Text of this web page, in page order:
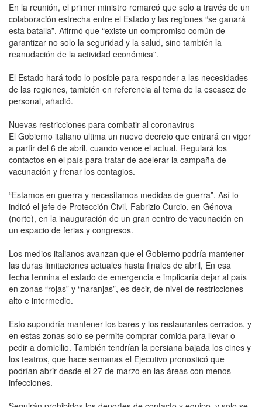
En la reunión, el primer ministro remarcó que solo a través de un
colaboración estrecha entre el Estado y las regiones “se ganará
esta batalla”. Afirmó que “existe un compromiso común de
garantizar no solo la seguridad y la salud, sino también la
reanudación de la actividad económica”.
El Estado hará todo lo posible para responder a las necesidades
de las regiones, también en referencia al tema de la escasez de
personal, añadió.
Nuevas restricciones para combatir al coronavirus
El Gobierno italiano ultima un nuevo decreto que entrará en vigor
a partir del 6 de abril, cuando vence el actual. Regulará los
contactos en el país para tratar de acelerar la campaña de
vacunación y frenar los contagios.
“Estamos en guerra y necesitamos medidas de guerra”. Así lo
indicó el jefe de Protección Civil, Fabrizio Curcio, en Génova
(norte), en la inauguración de un gran centro de vacunación en
un espacio de ferias y congresos.
Los medios italianos avanzan que el Gobierno podría mantener
las duras limitaciones actuales hasta finales de abril, En esa
fecha termina el estado de emergencia e implicaría dejar al país
en zonas “rojas” y “naranjas”, es decir, de nivel de restricciones
alto e intermedio.
Esto supondría mantener los bares y los restaurantes cerrados, y
en estas zonas solo se permite comprar comida para llevar o
pedir a domicilio. También tendrían la persiana bajada los cines y
los teatros, que hace semanas el Ejecutivo pronosticó que
podrían abrir desde el 27 de marzo en las áreas con menos
infecciones.